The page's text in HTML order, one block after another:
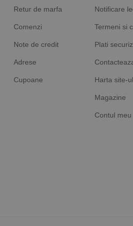
Retur de marfa
Comenzi
Note de credit
Adrese
Cupoane
Notificare
Termeni si
Plati
Harta site-
Magazine
Contul meu